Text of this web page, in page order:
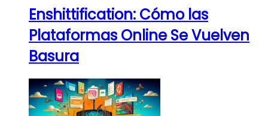
Enshittification: Cómo las
Plataformas Online Se Vuelven
Basura